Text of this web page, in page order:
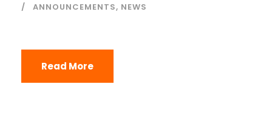
ANNOUNCEMENTS, NEWS
Read More